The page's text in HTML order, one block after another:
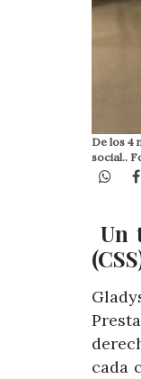
De los 4
social..
Un
cada